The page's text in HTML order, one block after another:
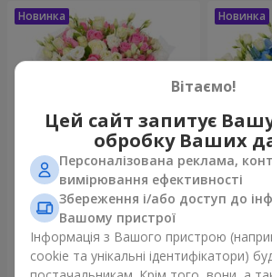
Букет "Piedmont"
4 932 грн 3 713 грн
Вітаємо!
Цей сайт запитує
обробку Ваших
Персоналізована реклама,
вимірювання ефективності
Збереження і/або доступ до
Вашому пристрої
Інформація з Вашого пристрою
cookie та унікальні ідентифікатори)